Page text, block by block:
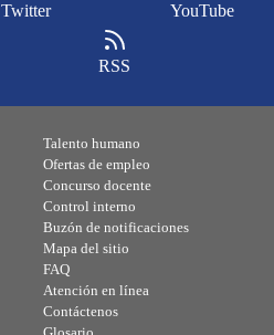
Twitter YouTube
RSS
Talento humano
Ofertas de empleo
Concurso docente
Control interno
Buzón de notificaciones
Mapa del sitio
FAQ
Atención en línea
Contáctenos